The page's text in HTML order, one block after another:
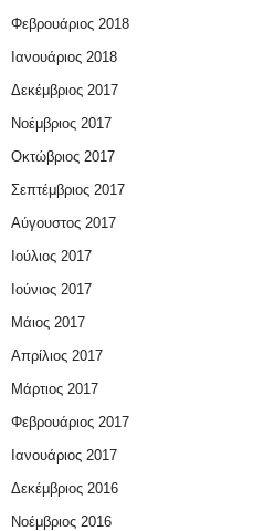
Φεβρουάριος 2018
Ιανουάριος 2018
Δεκέμβριος 2017
Νοέμβριος 2017
Οκτώβριος 2017
Σεπτέμβριος 2017
Αύγουστος 2017
Ιούλιος 2017
Ιούνιος 2017
Μάιος 2017
Απρίλιος 2017
Μάρτιος 2017
Φεβρουάριος 2017
Ιανουάριος 2017
Δεκέμβριος 2016
Νοέμβριος 2016